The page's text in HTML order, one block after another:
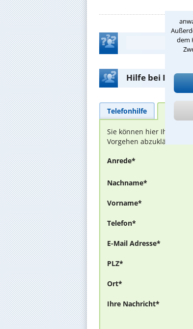
dem
Hilfe bei Ihrer
Telefonhilfe
Sie können hier Ihren
Vorgehen abzuklären.
Anrede*
Nachname*
Vorname*
Telefon*
E-Mail Adresse*
PLZ*
Ort*
Ihre Nachricht*